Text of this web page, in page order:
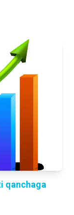
qanchaga